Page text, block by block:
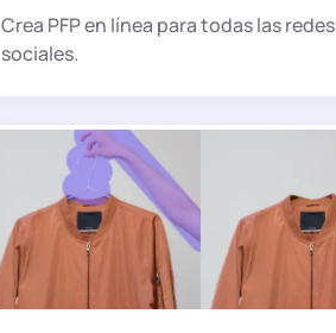
Crea PFP en línea para todas las redes
sociales.